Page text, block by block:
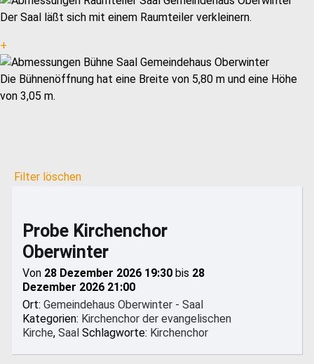
Der Saal läßt sich mit einem Raumteiler verkleinern.
+
Die Bühnenöffnung hat eine Breite von 5,80 m und eine Höhe
von 3,05 m.
Filter löschen
Probe Kirchenchor
Oberwinter
Von 28 Dezember 2026 19:30 bis 28
Dezember 2026 21:00
Ort:Gemeindehaus Oberwinter - Saal
Kategorien: Kirchenchor der evangelischen
Kirche,Saal Schlagworte: Kirchenchor